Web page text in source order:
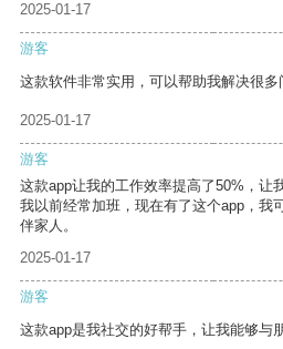
2025-01-17
游客
这款软件非常实用，可以帮助我解决很多
2025-01-17
游客
这款app让我的工作效率提高了50%，让
我以前经常加班，现在有了这个app，我
伴家人。
2025-01-17
游客
这款app是我社交的好帮手，让我能够与